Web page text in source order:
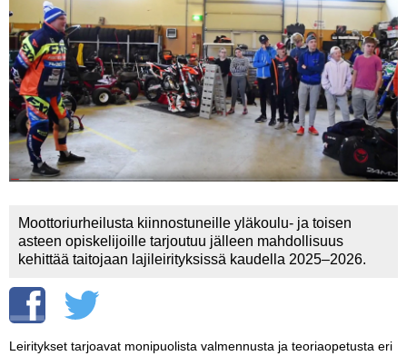
Luo uusi käyttäjätili
Vaihda salasana
CROSS COUNTRY
MUUT LAJIT
YLEISTÄ ALALTA
LUE DIGILEHDET
ASIAKASPALVELU JA
MEDIATIEDOT
Moottoriurheilusta kiinnostuneille yläkoulu- ja toisen
asteen opiskelijoille tarjoutuu jälleen mahdollisuus
kehittää taitojaan lajileirityksissä kaudella 2025–2026.
Leiritykset tarjoavat monipuolista valmennusta ja teoriaopetusta eri